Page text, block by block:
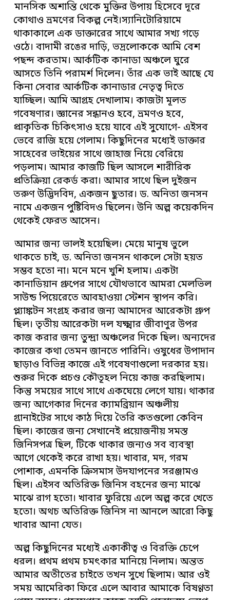
মানসিক অশান্তি থেকে মুক্তির উপায় হিসেবে দূরে
কোথাও ভ্রমণের বিকল্প নেই।স্যানিটোরিয়ামে
থাকাকালে এক ডাক্তারের সাথে আমার সখ্য গড়ে
ওঠে। বাদামী রঙের দাড়ি, ভদ্রলোককে আমি বেশ
পছন্দ করতাম। আর্কটিক কানাডা অঞ্চলে ঘুরে
আসতে তিনি পরামর্শ দিলেন। তাঁর এক ভাই আছে যে
কিনা সেবার আর্কটিক কানাডার নেতৃত্ব দিতে
যাচ্ছিল। আমি আগ্রহ দেখালাম। কাজটা মূলত
গবেষণার। জ্ঞানের সন্ধানও হবে, ভ্রমণও হবে,
প্রাকৃতিক চিকিৎসাও হয়ে যাবে এই সুযোগে- এইসব
ভেবে রাজি হয়ে গেলাম। কিছুদিনের মধ্যেই ডাক্তার
সাহেবের ভাইয়ের সাথে জাহাজ নিয়ে বেরিয়ে
পড়লাম। আমার কাজটি ছিল আসলে শারীরিক
প্রতিক্রিয়া রেকর্ড করা। আমার সাথে ছিল দুইজন
তরুণ উদ্ভিদবিদ, একজন ছুতার। ড. অনিতা জনসন
নামে একজন পুষ্টিবিদও ছিলেন। উনি অল্প কয়েকদিন
থেকেই ফেরত আসেন।
আমার জন্য ভালই হয়েছিল। মেয়ে মানুষ ভুলে
থাকতে চাই, ড. অনিতা জনসন থাকলে সেটা হয়ত
সম্ভব হতো না। মনে মনে খুশি হলাম। একটা
কানাডিয়ান গ্রুপের সাথে যৌথভাবে আমরা মেলভিল
সাউন্ড পিয়েরেতে আবহাওয়া স্টেশন স্থাপন করি।
প্ল্যাঙ্কটন সংগ্রহ করার জন্য আমাদের আরেকটা গ্রুপ
ছিল। তৃতীয় আরেকটা দল যক্ষ্মার জীবাণুর উপর
কাজ করার জন্য তুন্দ্রা অঞ্চলের দিকে ছিল। অন্যদের
কাজের কথা তেমন জানতে পারিনি। ওষুধের উপাদান
ছাড়াও বিভিন্ন কাজে এই গবেষণাগুলো দরকার হয়।
শুরুর দিকে প্রচণ্ড কৌতূহল নিয়ে কাজ করছিলাম।
কিন্তু সময়ের সাথে সাথে একঘেয়ে লেগে যায়। থাকার
জন্য আগেকার দিনের ক্যামব্রিয়ান অঞ্চলীয়
গ্রানাইটের সাথে কাঠ দিয়ে তৈরি কতগুলো কেবিন
ছিল। কাজের জন্য সেখানেই প্রয়োজনীয় সমস্ত
জিনিসপত্র ছিল, টিকে থাকার জন্যও সব ব্যবস্থা
আগে থেকেই করে রাখা হয়। খাবার, মদ, গরম
পোশাক, এমনকি ক্রিসমাস উদযাপনের সরঞ্জামও
ছিল। এইসব অতিরিক্ত জিনিস বহনের জন্য মাঝে
মাঝে রাগ হতো। খাবার ফুরিয়ে এলে অল্প করে খেতে
হতো। অথচ অতিরিক্ত জিনিস না আনলে আরো কিছু
খাবার আনা যেত।
অল্প কিছুদিনের মধ্যেই একাকীত্ব ও বিরক্তি চেপে
ধরল। প্রথম প্রথম চমৎকার মানিয়ে নিলাম। অন্তত
আমার অতীতের চাইতে তখন সুখে ছিলাম। আর ওই
সময় আমেরিকা ফিরে এলে আবার আমাকে বিষণ্ণতা